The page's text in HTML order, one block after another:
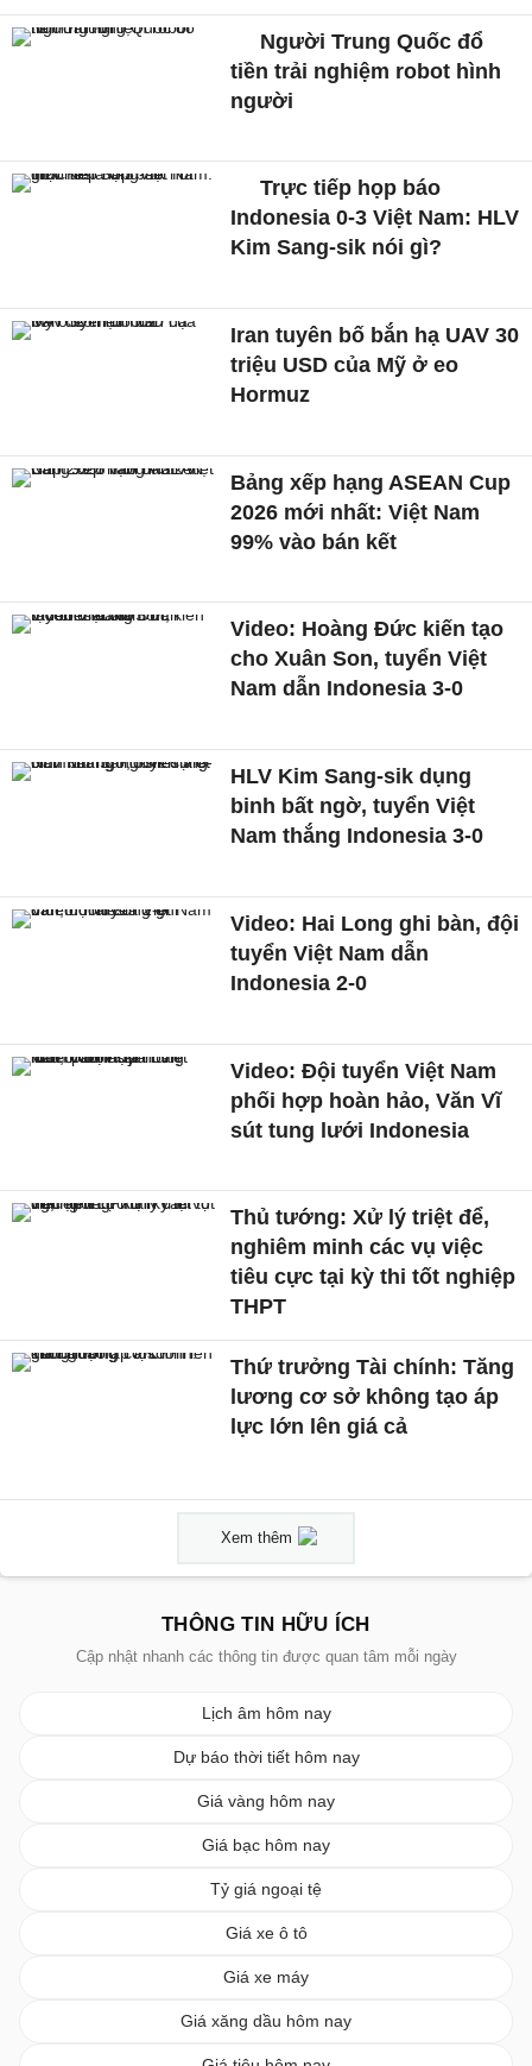
Người Trung Quốc đổ
tiền trải nghiệm robot hình
người
Trực tiếp họp báo
Indonesia 0-3 Việt Nam: HLV
Kim Sang-sik nói gì?
Iran tuyên bố bắn hạ UAV 30
triệu USD của Mỹ ở eo
Hormuz
Bảng xếp hạng ASEAN Cup
2026 mới nhất: Việt Nam
99% vào bán kết
Video: Hoàng Đức kiến tạo
cho Xuân Son, tuyển Việt
Nam dẫn Indonesia 3-0
HLV Kim Sang-sik dụng
binh bất ngờ, tuyển Việt
Nam thắng Indonesia 3-0
Video: Hai Long ghi bàn, đội
tuyển Việt Nam dẫn
Indonesia 2-0
Video: Đội tuyển Việt Nam
phối hợp hoàn hảo, Văn Vĩ
sút tung lưới Indonesia
Thủ tướng: Xử lý triệt để,
nghiêm minh các vụ việc
tiêu cực tại kỳ thi tốt nghiệp
THPT
Thứ trưởng Tài chính: Tăng
lương cơ sở không tạo áp
lực lớn lên giá cả
Xem thêm
THÔNG TIN HỮU ÍCH
Cập nhật nhanh các thông tin được quan tâm mỗi ngày
Lịch âm hôm nay
Dự báo thời tiết hôm nay
Giá vàng hôm nay
Giá bạc hôm nay
Tỷ giá ngoại tệ
Giá xe ô tô
Giá xe máy
Giá xăng dầu hôm nay